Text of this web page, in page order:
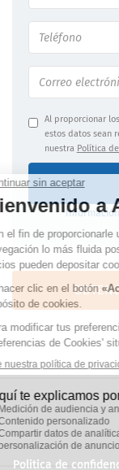
Al proporcionar
estos datos sean
nuestra Política
Politica de